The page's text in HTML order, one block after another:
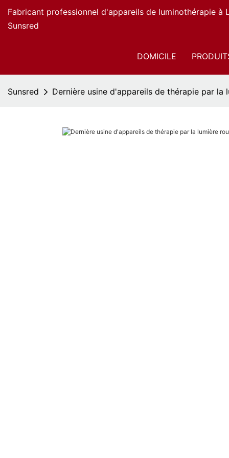
Fabricant professionnel d'appareils de luminothérapie à
Sunsred
DOMICILE
Sunsred Dernière usine d'appareils de thérapie par la